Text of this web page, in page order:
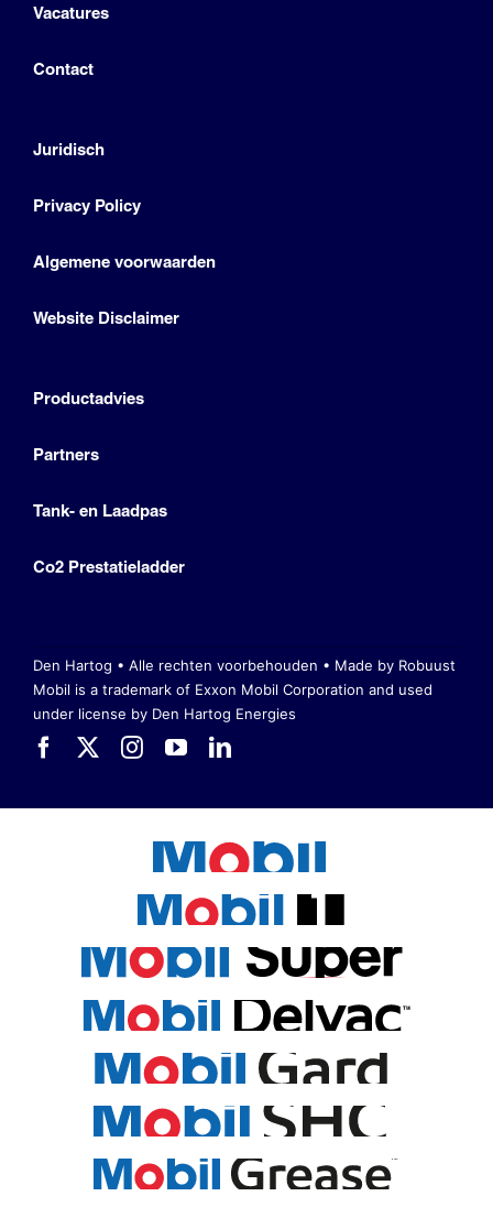
Vacatures
Contact
Juridisch
Privacy Policy
Algemene voorwaarden
Website Disclaimer
Productadvies
Partners
Tank- en Laadpas
Co2 Prestatieladder
Den Hartog • Alle rechten voorbehouden • Made by Robuust
Mobil is a trademark of Exxon Mobil Corporation and used
under license by Den Hartog Energies